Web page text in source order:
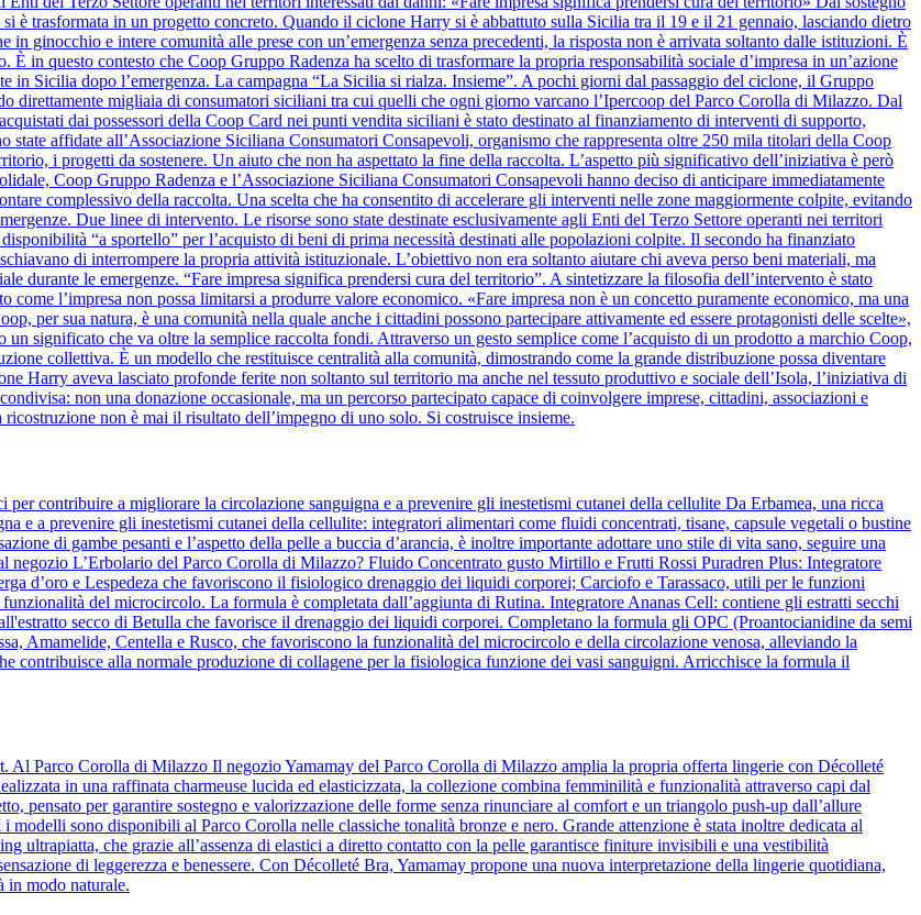
è trasformata in un progetto concreto. Quando il ciclone Harry si è abbattuto sulla Sicilia tra il 19 e il 21 gennaio, lasciando dietro
ginocchio e intere comunità alle prese con un’emergenza senza precedenti, la risposta non è arrivata soltanto dalle istituzioni. È
in questo contesto che Coop Gruppo Radenza ha scelto di trasformare la propria responsabilità sociale d’impresa in un’azione
Sicilia dopo l’emergenza. La campagna “La Sicilia si rialza. Insieme”. A pochi giorni dal passaggio del ciclone, il Gruppo
direttamente migliaia di consumatori siciliani tra cui quelli che ogni giorno varcano l’Ipercoop del Parco Corolla di Milazzo. Dal
dai possessori della Coop Card nei punti vendita siciliani è stato destinato al finanziamento di interventi di supporto,
affidate all’Associazione Siciliana Consumatori Consapevoli, organismo che rappresenta oltre 250 mila titolari della Coop
i progetti da sostenere. Un aiuto che non ha aspettato la fine della raccolta. L’aspetto più significativo dell’iniziativa è però
Coop Gruppo Radenza e l’Associazione Siciliana Consumatori Consapevoli hanno deciso di anticipare immediatamente
complessivo della raccolta. Una scelta che ha consentito di accelerare gli interventi nelle zone maggiormente colpite, evitando
Due linee di intervento. Le risorse sono state destinate esclusivamente agli Enti del Terzo Settore operanti nei territori
“a sportello” per l’acquisto di beni di prima necessità destinati alle popolazioni colpite. Il secondo ha finanziato
di interrompere la propria attività istituzionale. L’obiettivo non era soltanto aiutare chi aveva perso beni materiali, ma
durante le emergenze. “Fare impresa significa prendersi cura del territorio”. A sintetizzare la filosofia dell’intervento è stato
l’impresa non possa limitarsi a produrre valore economico. «Fare impresa non è un concetto puramente economico, ma una
per sua natura, è una comunità nella quale anche i cittadini possono partecipare attivamente ed essere protagonisti delle scelte»,
significato che va oltre la semplice raccolta fondi. Attraverso un gesto semplice come l’acquisto di un prodotto a marchio Coop,
collettiva. È un modello che restituisce centralità alla comunità, dimostrando come la grande distribuzione possa diventare
Harry aveva lasciato profonde ferite non soltanto sul territorio ma anche nel tessuto produttivo e sociale dell’Isola, l’iniziativa di
non una donazione occasionale, ma un percorso partecipato capace di coinvolgere imprese, cittadini, associazioni e
non è mai il risultato dell’impegno di uno solo. Si costruisce insieme.
contribuire a migliorare la circolazione sanguigna e a prevenire gli inestetismi cutanei della cellulite Da Erbamea, una ricca
e a prevenire gli inestetismi cutanei della cellulite: integratori alimentari come fluidi concentrati, tisane, capsule vegetali o bustine
di gambe pesanti e l’aspetto della pelle a buccia d’arancia, è inoltre importante adottare uno stile di vita sano, seguire una
L’Erbolario del Parco Corolla di Milazzo? Fluido Concentrato gusto Mirtillo e Frutti Rossi Puradren Plus: Integratore
d’oro e Lespedeza che favoriscono il fisiologico drenaggio dei liquidi corporei; Carciofo e Tarassaco, utili per le funzioni
del microcircolo. La formula è completata dall’aggiunta di Rutina. Integratore Ananas Cell: contiene gli estratti secchi
secco di Betulla che favorisce il drenaggio dei liquidi corporei. Completano la formula gli OPC (Proantocianidine da semi
Amamelide, Centella e Rusco, che favoriscono la funzionalità del microcircolo e della circolazione venosa, alleviando la
contribuisce alla normale produzione di collagene per la fisiologica funzione dei vasi sanguigni. Arricchisce la formula il
Al Parco Corolla di Milazzo Il negozio Yamamay del Parco Corolla di Milazzo amplia la propria offerta lingerie con Décolleté
in una raffinata charmeuse lucida ed elasticizzata, la collezione combina femminilità e funzionalità attraverso capi dal
pensato per garantire sostegno e valorizzazione delle forme senza rinunciare al comfort e un triangolo push-up dall’allure
sono disponibili al Parco Corolla nelle classiche tonalità bronze e nero. Grande attenzione è stata inoltre dedicata al
ultrapiatta, che grazie all’assenza di elastici a diretto contatto con la pelle garantisce finiture invisibili e una vestibilità
di leggerezza e benessere. Con Décolleté Bra, Yamamay propone una nuova interpretazione della lingerie quotidiana,
in modo naturale.